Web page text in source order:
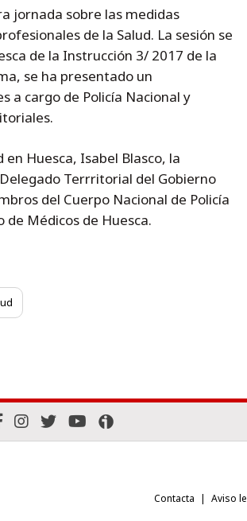
jornada sobre las medidas
de la Salud. La sesión se
de la Instrucción 3/ 2017 de la
se ha presentado un
a cargo de Policía Nacional y
Huesca, Isabel Blasco, la
Terrritorial del Gobierno
del Cuerpo Nacional de Policía
de Médicos de Huesca.
Contacta Aviso